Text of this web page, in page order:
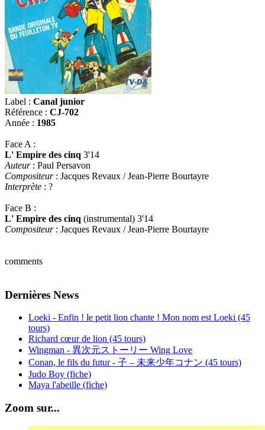
Label : Canal junior
Référence : CJ-702
Année : 1985
Face A :
L' Empire des cinq 3'14
Auteur: Paul Persavon
Compositeur: Jacques Revaux / Jean-Pierre Bourtayre
Interprète : ?
Face B :
L' Empire des cinq (instrumental) 3'14
Compositeur: Jacques Revaux / Jean-Pierre Bourtayre
comments
Dernières News
Loeki - Enfin ! le petit lion chante ! Mon nom est Loeki (45
tours)
Richard cœur de lion (45 tours)
Wingman - 異次元ストーリー Wing Love
Conan, le fils du futur - 子 – 未来少年コナン (45 tours)
Judo Boy (fiche)
Maya l'abeille (fiche)
Zoom sur...